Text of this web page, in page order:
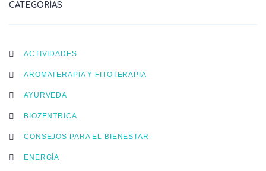
CATEGORÍAS
ACTIVIDADES
AROMATERAPIA Y FITOTERAPIA
AYURVEDA
BIOZENTRICA
CONSEJOS PARA EL BIENESTAR
ENERGÍA